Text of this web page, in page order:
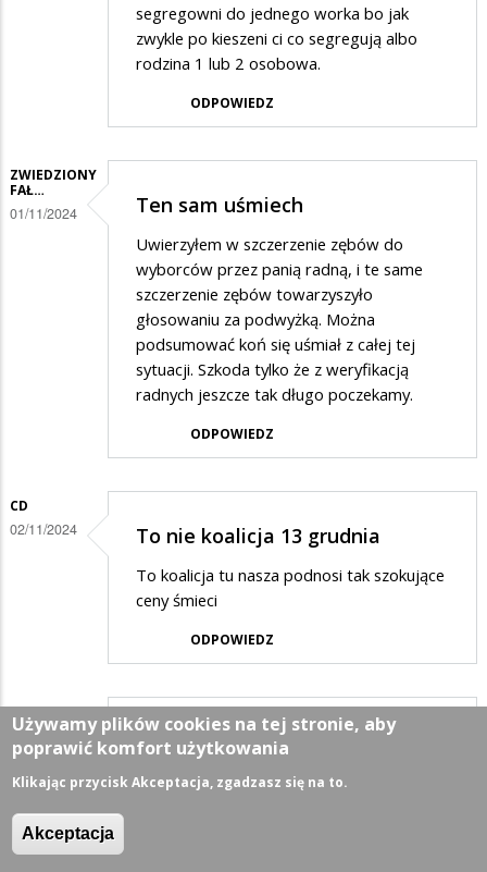
segregowni do jednego worka bo jak
zwykle po kieszeni ci co segregują albo
rodzina 1 lub 2 osobowa.
ODPOWIEDZ
ZWIEDZIONY
FAŁ…
01/11/2024 Ten sam uśmiech
Uwierzyłem w szczerzenie zębów do
wyborców przez panią radną, i te same
szczerzenie zębów towarzyszyło
głosowaniu za podwyżką. Można
podsumować koń się uśmiał z całej tej
sytuacji. Szkoda tylko że z weryfikacją
radnych jeszcze tak długo poczekamy.
ODPOWIEDZ
CD
02/11/2024 To nie koalicja 13 grudnia
To koalicja tu nasza podnosi tak szokujące
ceny śmieci
ODPOWIEDZ
MIESZKANIEC
02/11/2024 Bardzo prosimy Pana…
Bardzo prosimy Pana Prezydenta o
Używamy plików cookies na tej stronie, aby
poprawić komfort użytkowania
Klikając przycisk Akceptacja, zgadzasz się na to.
Akceptacja